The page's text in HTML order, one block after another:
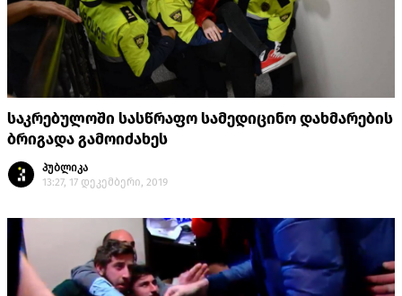
საკრებულოში სასწრაფო სამედიცინო დახმარების
ბრიგადა გამოიძახეს
პუბლიკა
13:27, 17 დეკემბერი, 2019